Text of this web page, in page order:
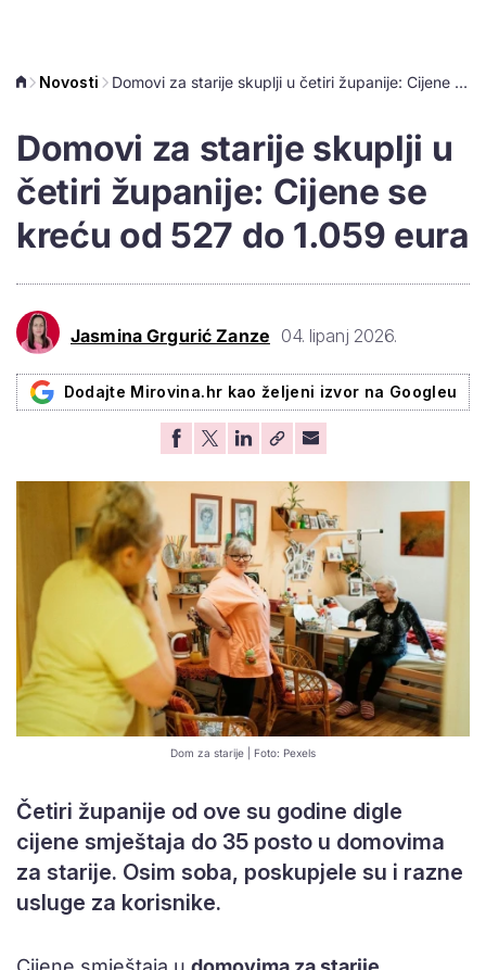
Novosti Domovi za starije skuplji u četiri županije: Cijene se kreću od 527 do 1.059 eura
Domovi za starije skuplji u
četiri županije: Cijene se
kreću od 527 do 1.059 eura
Jasmina Grgurić Zanze 04. lipanj 2026.
Dodajte Mirovina.hr kao željeni izvor na Googleu
Dom za starije | Foto: Pexels
Četiri županije od ove su godine digle
cijene smještaja do 35 posto u domovima
za starije. Osim soba, poskupjele su i razne
usluge za korisnike.